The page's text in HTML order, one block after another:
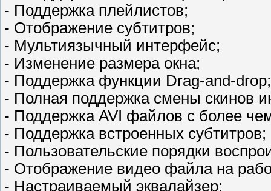
- Поддержка плейлистов;
- Отображение субтитров;
- Мультиязычный интерфейс;
- Изменение размера окна;
- Поддержка функции Drag-and-drop;
- Полная поддержка смены скинов
- Поддержка AVI файлов с более
- Поддержка встроенных субтитров;
- Пользовательские порядки
- Отображение видео файла на
- Настраиваемый эквалайзер;